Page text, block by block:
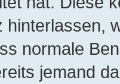
hinterlassen,
normale
jemand